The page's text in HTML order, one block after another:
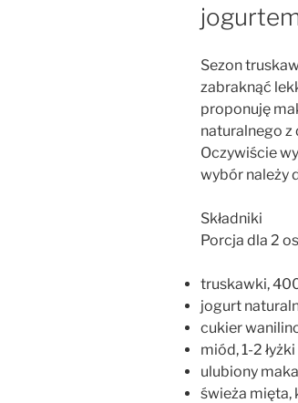
Sezon
zabraknąć
proponuję
naturalnego
Oczywiście
wybór należy
Składniki
Porcja dla 2
truskawki,
jogurt
cukier
miód, 1-2 łyżki
ulubiony
świeża mięta,